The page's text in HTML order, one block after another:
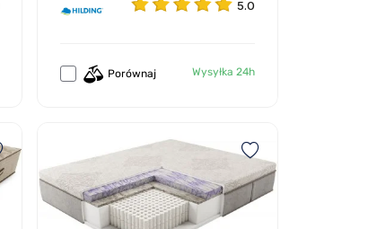
5.0
Porównaj Wysyłka 24h